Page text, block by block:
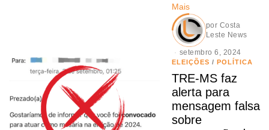
Mais
por Costa
Leste News
setembro 6, 2024
ELEIÇÕES / POLÍTICA
TRE-MS faz
alerta para
mensagem falsa
sobre